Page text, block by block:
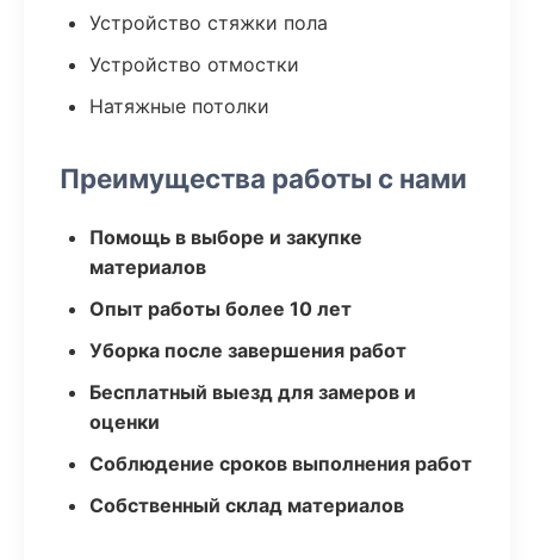
Устройство стяжки пола
Устройство отмостки
Натяжные потолки
Преимущества работы с нами
Помощь в выборе и закупке
материалов
Опыт работы более 10 лет
Уборка после завершения работ
Бесплатный выезд для замеров и
оценки
Соблюдение сроков выполнения работ
Собственный склад материалов